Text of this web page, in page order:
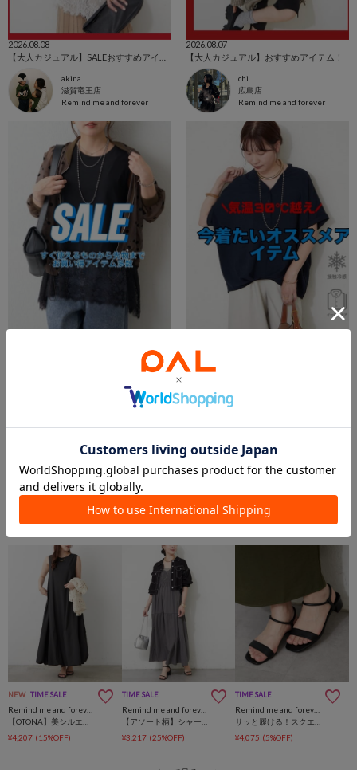
2026.08.08
akina
滋賀竜王店
Remind me and forever
2026.08.07
【大人カジュアル】おすすめアイテム！
chi
広島店
Remind me and forever
Remind me and forever
NEW TIME SALE
¥4,207 (15%OFF)
TIME SALE
Remind me and forever
¥3,217 (25%OFF)
TIME SALE
¥4,075 (5%OFF)